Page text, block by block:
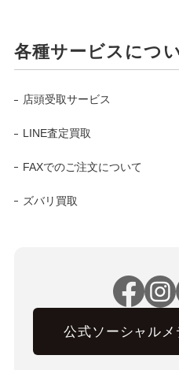
各種サービスにつ
店頭受取サービス
LINE査定買取
FAXでのご注文について
ズバリ買取
公式ソーシャル